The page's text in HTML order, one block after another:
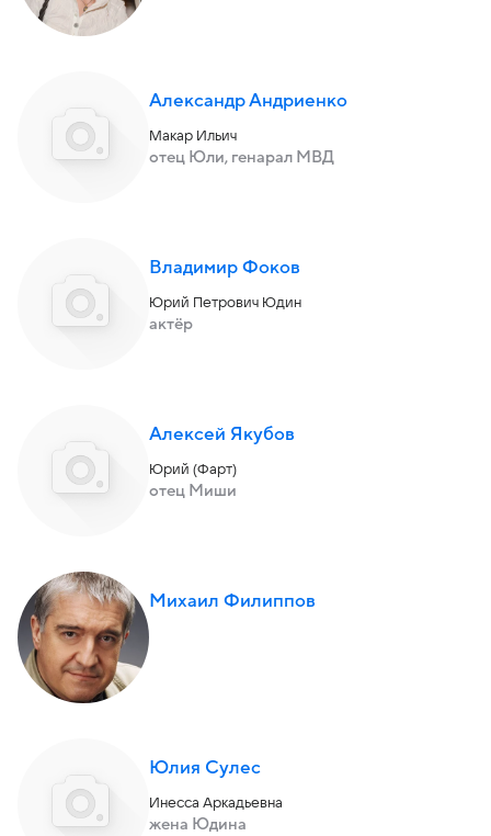
Александр Андриенко
Макар Ильич
отец Юли, генарал МВД
Владимир Фоков
Юрий Петрович Юдин
актёр
Алексей Якубов
Юрий (Фарт)
отец Миши
Михаил Филиппов
Юлия Сулес
Инесса Аркадьевна
жена Юдина